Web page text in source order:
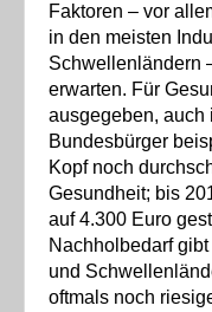
Faktoren – vor
in den meisten
Schwellenländern
erwarten. Für
ausgegeben,
Bundesbürger
Kopf noch
Gesundheit; bis
auf 4.300 Euro
Nachholbedarf
und
oftmals noch